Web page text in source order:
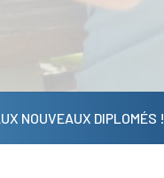
NOUVEAUX DIPLOMÉS !